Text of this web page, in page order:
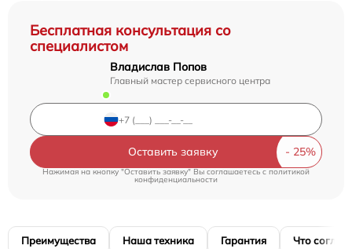
Бесплатная консультация со
специалистом
Владислав Попов
Главный мастер сервисного центра
Оставить заявку
Нажимая на кнопку "Оставить заявку" Вы соглашаетесь cполитикой
конфиденциальности
Преимущества Наша техника Гарантия Что